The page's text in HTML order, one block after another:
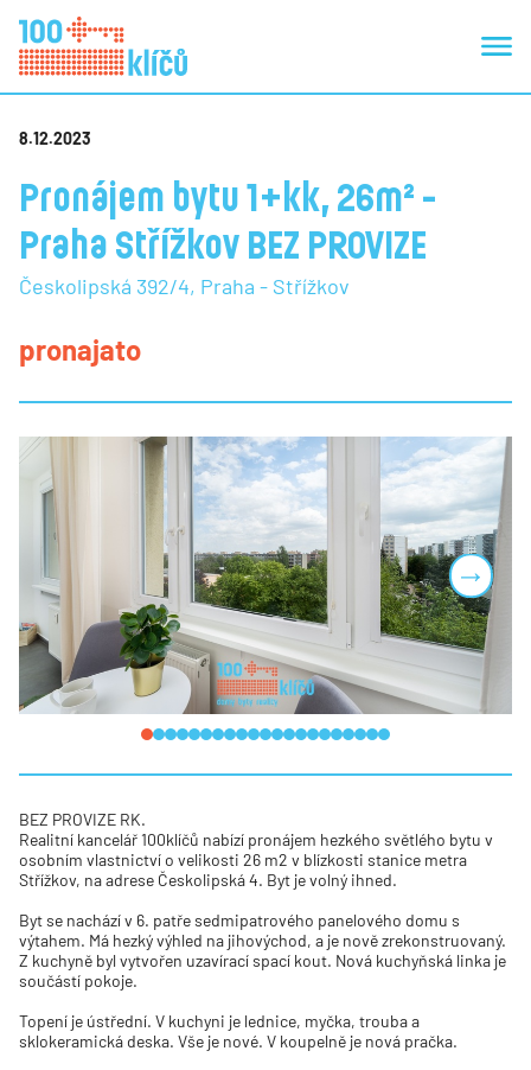
8.12.2023
Pronájem bytu 1+kk, 26m² -
Praha Střížkov BEZ PROVIZE
Českolipská 392/4, Praha - Střížkov
pronajato
Next
BEZ PROVIZE RK.
Realitní kancelář 100klíčů nabízí pronájem hezkého světlého bytu v
osobním vlastnictví o velikosti 26 m2 v blízkosti stanice metra
Střížkov, na adrese Českolipská 4. Byt je volný ihned.
Byt se nachází v 6. patře sedmipatrového panelového domu s
výtahem. Má hezký výhled na jihovýchod, a je nově zrekonstruovaný.
Z kuchyně byl vytvořen uzavírací spací kout. Nová kuchyňská linka je
součástí pokoje.
Topení je ústřední. V kuchyni je lednice, myčka, trouba a
sklokeramická deska. Vše je nové. V koupelně je nová pračka.